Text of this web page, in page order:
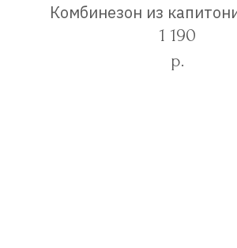
Комбинезон из
1 190
р.